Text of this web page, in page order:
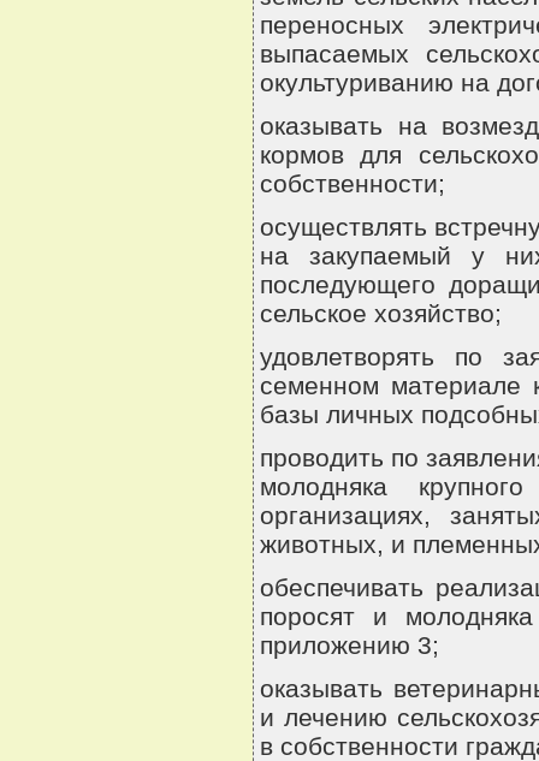
переносных
выпасаемых
окультуриванию на
оказывать на
кормов для
собственности;
осуществлять
на закупаемый у
последующего
сельское хозяйство;
удовлетворять по
семенном материале
базы личных
проводить по
молодняка
организациях,
животных, и
обеспечивать
поросят и
приложению 3;
оказывать
и лечению
в собственности